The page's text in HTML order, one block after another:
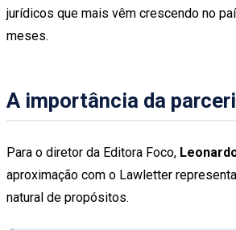
jurídicos que mais vêm crescendo no
meses.
A importância da
Para o diretor da Editora Foco,
aproximação com o Lawletter
natural de propósitos.